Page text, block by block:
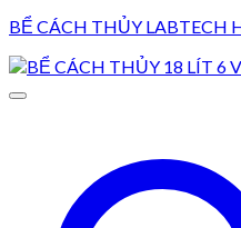
BỂ CÁCH THỦY LABTECH